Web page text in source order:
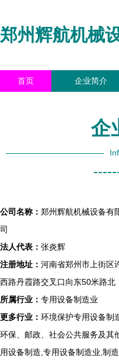
郑州辉航机械
首页 企业简介
企
公司名称： 郑州辉航机械设备有
司
法人代表： 张炎辉
注册地址： 河南省郑州市上街区
西路丹霞路交叉口向东50米路北
所属行业： 专用设备制造业
更多行业： 环境保护专用设备制
环保、邮政、社会公共服务及其
用设备制造,专用设备制造业,制